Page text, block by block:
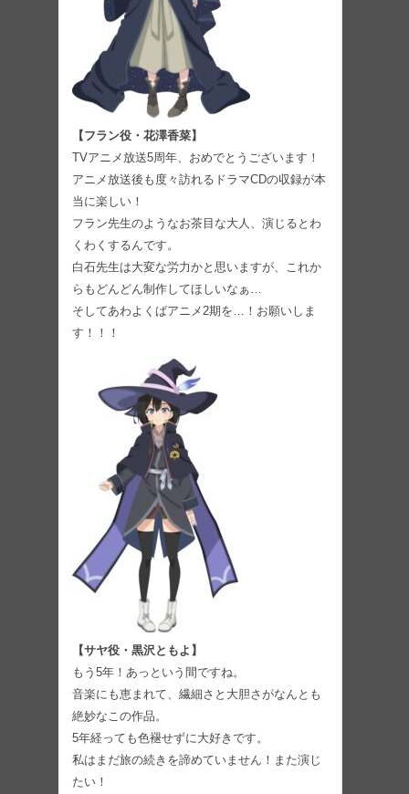
【フラン役・花澤香菜】
TVアニメ放送5周年、おめでとうございます！
アニメ放送後も度々訪れるドラマCDの収録が本
当に楽しい！
フラン先生のようなお茶目な大人、演じるとわ
くわくするんです。
白石先生は大変な労力かと思いますが、これか
らもどんどん制作してほしいなぁ…
そしてあわよくばアニメ2期を…！お願いしま
す！！！
【サヤ役・黒沢ともよ】
もう5年！あっという間ですね。
音楽にも恵まれて、繊細さと大胆さがなんとも
絶妙なこの作品。
5年経っても色褪せずに大好きです。
私はまだ旅の続きを諦めていません！また演じ
たい！